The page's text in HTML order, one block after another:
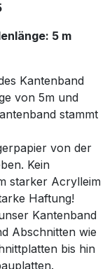
5 m
Kantenband
von 5m und
stammt
von der
Kein
starker Acrylleim
Haftung!
Kantenband
Abschnitten wie
bis hin